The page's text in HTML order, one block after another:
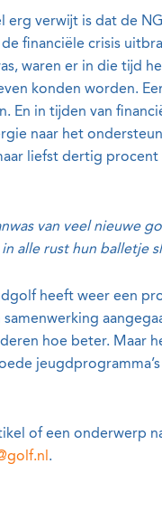
erg verwijt is dat de
financiële crisis
waren er in die tijd
konden worden.
En in tijden van
naar het
liefst dertig
van veel nieuwe
alle rust hun balletje
heeft weer een
hoe beter. Maar
of een onderwerp
.